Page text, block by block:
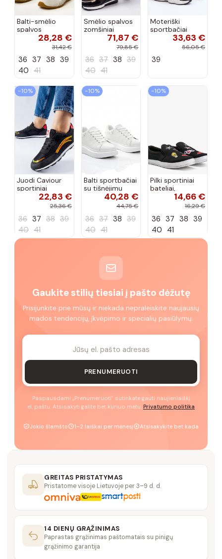
Balti-smėlio
spalvos
sportiniai
Casey
28,28 €
31,42 €
36 37 38 39
40 41
Smėlio spalvos
zomšiniai
sportiniai
bateliai, „Karino"
71,87 €
79,85 €
36 37 38 39
40 41
Moteriški
sportbačiai
juodos spalvos
33,63 €
56,05 €
39
−10%
Juodi Caviour
sportiniai
sportbačiai22,83 €
25,36 €
36 37 38 39
40 41
−10%
Balti sportbačiai
su tišnėjimu
Peyton40,28 €
44,75 €
36 37 38 39
40 41
−10%
Pilki sportiniai
bateliai,
„Justice"14,66 €
16,29 €
36 37 38 39
40 41
Gaukite stilių tiesiai į pašto dėžutę
Prisijunkite prie mūsų ir niekada nepraleiskite naujausių
mados tendencijų, įkvėpimo ir specialių pasiūlymų.
PRENUMERUOTI
Paspausdami „Prenumeruoti" sutinkate gauti naujienlaiškį
el. paštu. Atsisakyti galite bet kuriuo metu. Privatumo politika
Jokio šlamšto 1–2 laiškai per mėnesį Atsisakykite bet kada
GREITAS PRISTATYMAS
Pristatome visoje Lietuvoje per 3–9 d. d.
14 DIENŲ GRĄŽINIMAS
Paprastas grąžinimas paštomatais su pinigų
grąžinimo garantija